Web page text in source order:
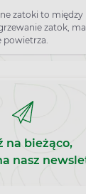
zatoki to między
zatok,
powietrza.
na bieżąco,
nasz